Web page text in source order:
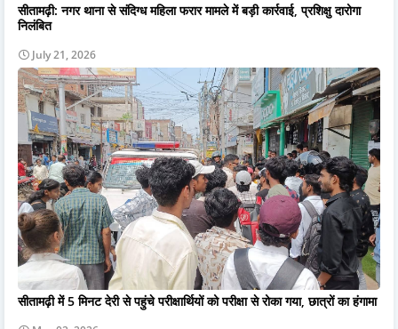
सीतामढ़ी: नगर थाना से संदिग्ध महिला फरार मामले में बड़ी कार्रवाई, प्रशिक्षु दारोगा
निलंबित
July 21, 2026
सीतामढ़ी में 5 मिनट देरी से पहुंचे परीक्षार्थियों को परीक्षा से रोका गया, छात्रों का हंगामा